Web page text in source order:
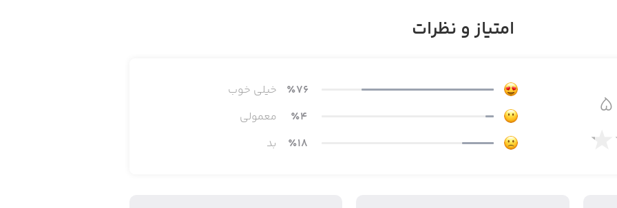
چت کنید. همچنین با استفاده از حساب کاربریتان می‌توانید در پلتفرم‌های مختلفی از جمله
امتیاز و نظرات
٪76
خیلی خوب
٪4
معمولی
٪18 بد